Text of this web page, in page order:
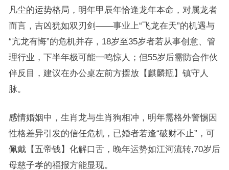
凡尘的运势格局，明年甲辰年恰逢龙年本命，对属龙者
而言，吉凶犹如双刃剑——事业上“飞龙在天”的机遇与
“亢龙有悔”的危机并存，18岁至35岁者若从事创意、管
理行业，下半年极可能一鸣惊人；但55岁后需防合作伙
伴反目，建议在办公桌左前方摆放【麒麟瓶】镇守人
脉。
感情婚姻中，生肖龙与生肖狗相冲，明年需格外警惕因
性格差异引发的信任危机，已婚者若逢“破财不止”，可
佩戴【五帝钱】化解口舌，晚年运势如江河流转,70岁后
母慈子孝的福报方能显现。